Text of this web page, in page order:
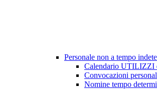
Personale non a tempo
Calendario UTILIZZI
Convocazioni
Nomine tempo